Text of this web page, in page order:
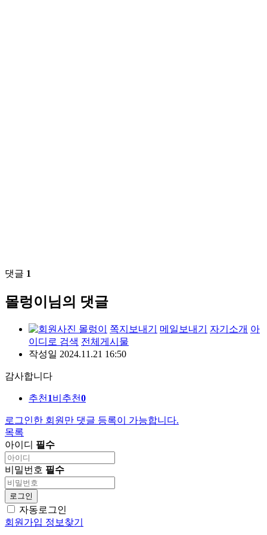
댓글 1
몰렁이님의 댓글
몰렁이 쪽지보내기 메일보내기 자기소개 아
이디로 검색 전체게시물
작성일 2024.11.21 16:50
감사합니다
추천 1비추천0
로그인한 회원만 댓글 등록이 가능합니다.
목록
아이디 필수
비밀번호 필수
로그인
자동로그인
회원가입 정보찾기